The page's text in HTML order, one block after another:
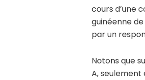
cours d’une
guinéenne de
par un
Notons que
A, seulement